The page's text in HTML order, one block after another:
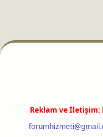
Reklam ve İletişim: